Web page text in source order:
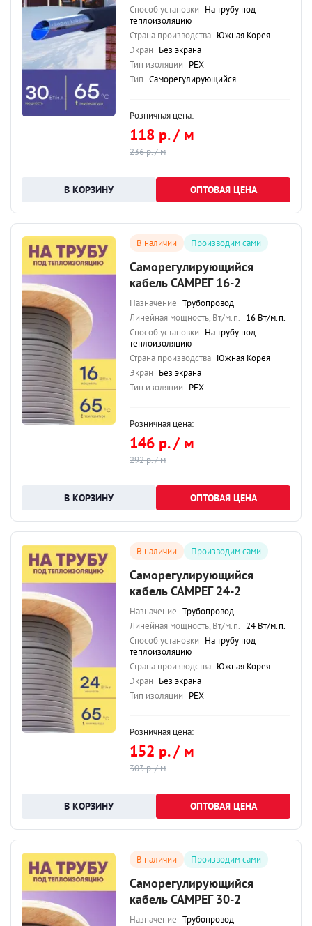
Способ установки На трубу под
теплоизоляцию
Страна производства Южная Корея
Экран Без экрана
Тип изоляции PEX
Тип Саморегулирующийся
Розничная цена:
118 р. / м
236 р. / м
ОПТОВАЯ ЦЕНА
В наличии Производим сами
Саморегулирующийся
кабель САМРЕГ 16-2
Назначение Трубопровод
Линейная мощность, Вт/м.п. 16 Вт/м.п.
Способ установки На трубу под
теплоизоляцию
Страна производства Южная Корея
Экран Без экрана
Тип изоляции PEX
Розничная цена:
146 р. / м
292 р. / м
ОПТОВАЯ ЦЕНА
В наличии Производим сами
Саморегулирующийся
кабель САМРЕГ 24-2
Назначение Трубопровод
Линейная мощность, Вт/м.п. 24 Вт/м.п.
Способ установки На трубу под
теплоизоляцию
Страна производства Южная Корея
Экран Без экрана
Тип изоляции PEX
Розничная цена:
152 р. / м
303 р. / м
ОПТОВАЯ ЦЕНА
В наличии Производим сами
Саморегулирующийся
кабель САМРЕГ 30-2
Назначение Трубопровод